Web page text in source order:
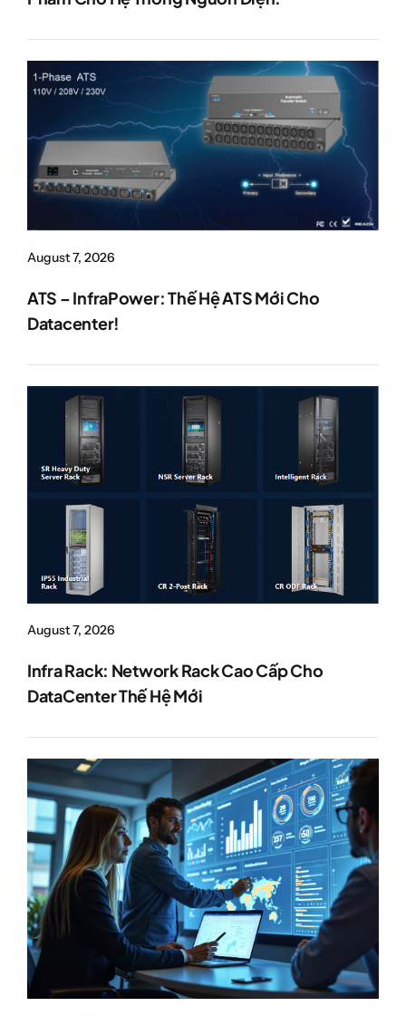
August 7, 2026
ATS – InfraPower: Thế Hệ ATS Mới Cho
Datacenter!
August 7, 2026
Infra Rack: Network Rack Cao Cấp Cho
DataCenter Thế Hệ Mới